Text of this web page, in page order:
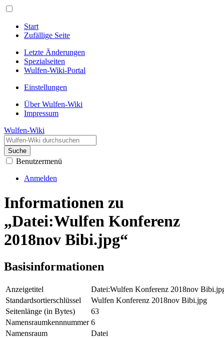
Start
Zufällige Seite
Letzte Änderungen
Spezialseiten
Wulfen-Wiki-Portal
Einstellungen
Über Wulfen-Wiki
Impressum
Wulfen-Wiki
Suche
Benutzermenü
Anmelden
Informationen zu
„Datei:Wulfen Konferenz
2018nov Bibi.jpg“
Basisinformationen
Anzeigetitel
Datei:Wulfen Konferenz 2018nov
Standardsortierschlüssel
Wulfen Konferenz 2018nov Bibi.jpg
Seitenlänge (in Bytes)
63
Namensraumkennnummer 6
Namensraum
Datei